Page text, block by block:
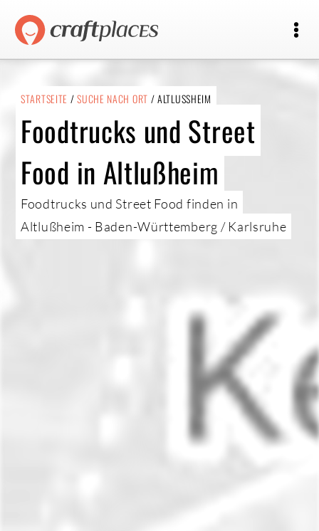
STARTSEITE /SUCHE NACH ORT / ALTLUSSHEIM
Foodtrucks und Street
Food in Altlußheim
Foodtrucks und Street Food finden in
Altlußheim - Baden-Württemberg / Karlsruhe